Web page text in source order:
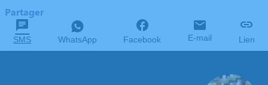
Partager
SMS WhatsApp Facebook E-mail Lien